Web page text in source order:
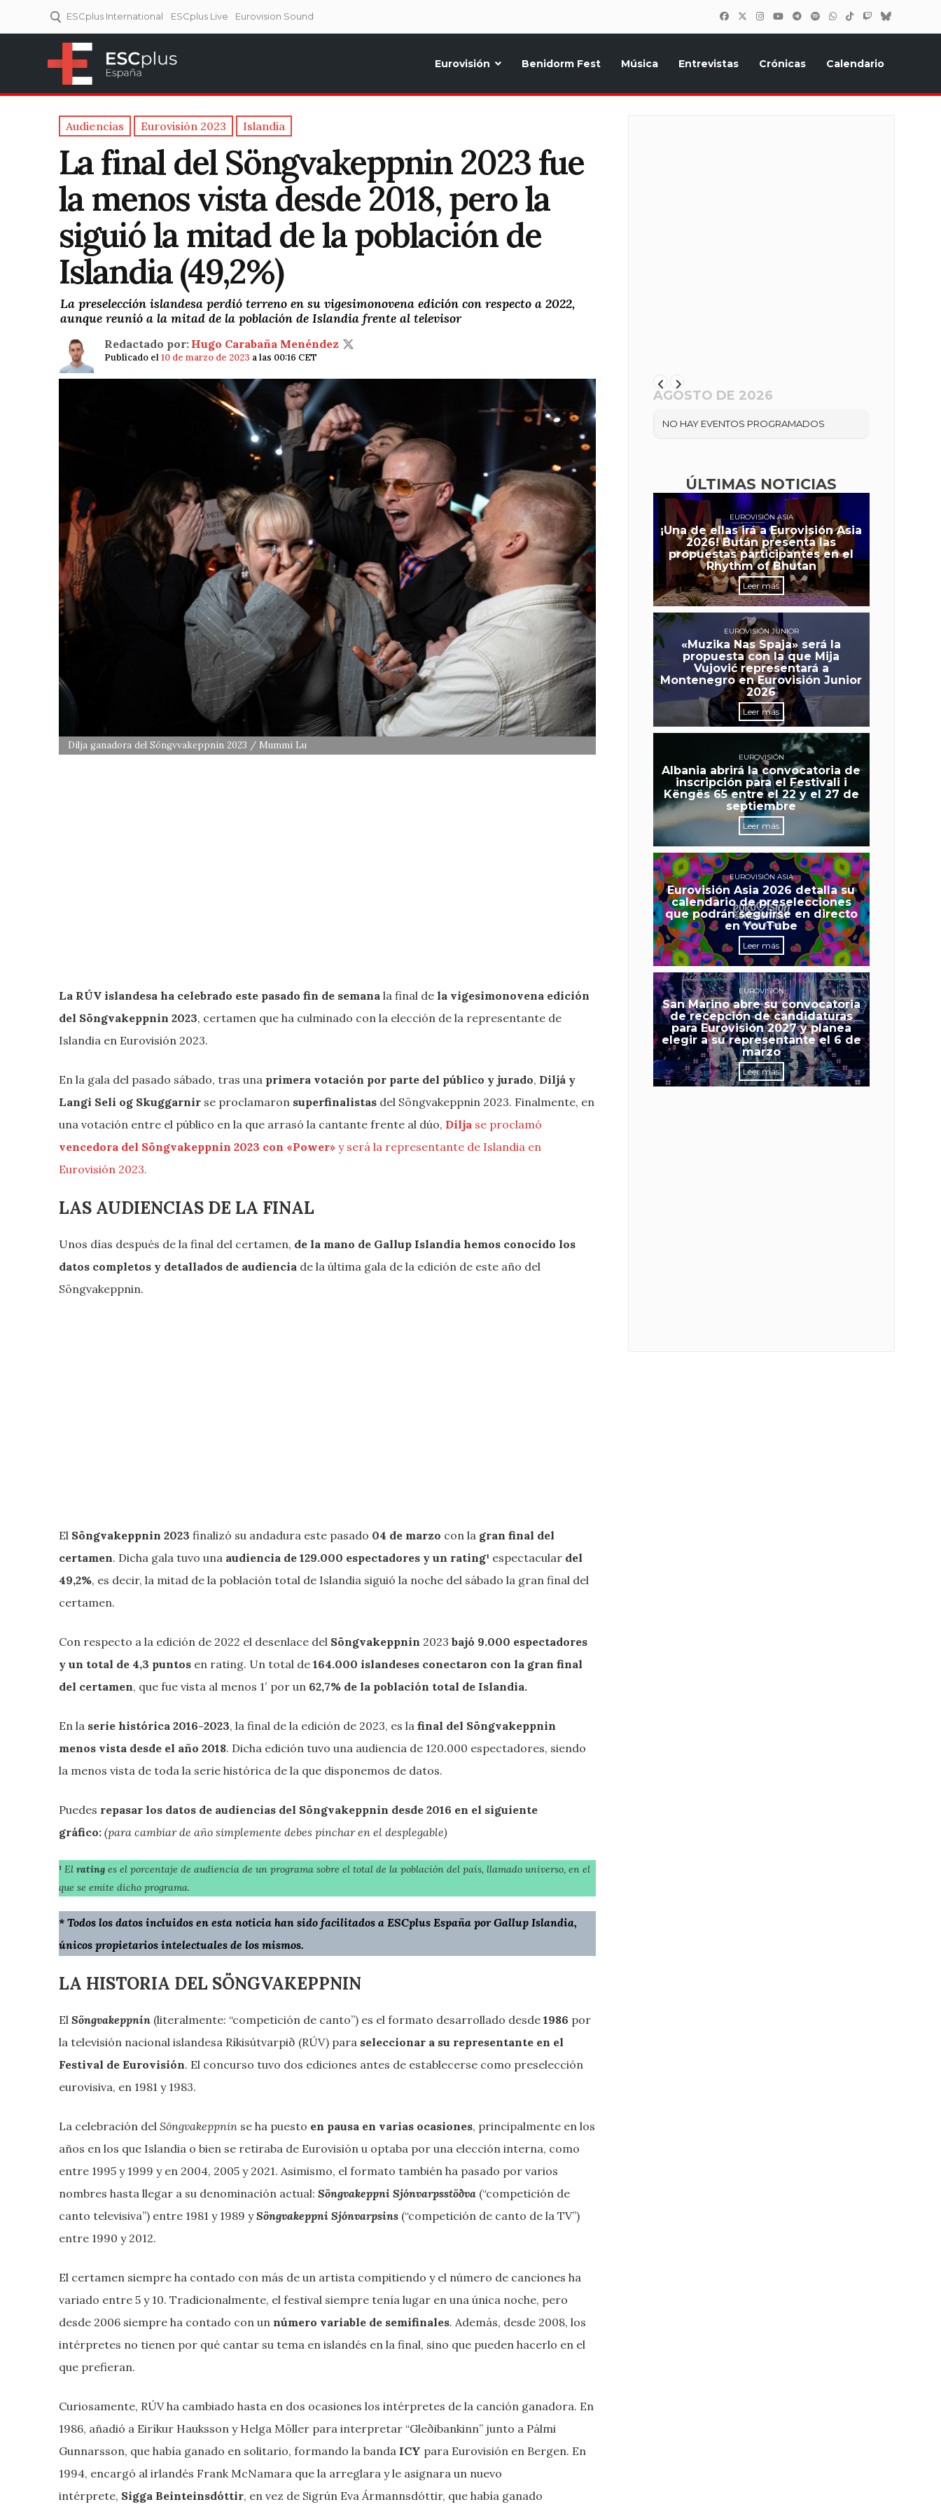
ESCplus International ESCplus Live Eurovision Sound
Eurovisión Benidorm Fest Música Entrevistas Crónicas Calendario
Audiencias Eurovisión 2023 Islandia
La final del Söngvakeppnin 2023 fue
la menos vista desde 2018, pero la
siguió la mitad de la población de
Islandia (49,2%)
La preselección islandesa perdió terreno en su vigesimonovena edición con respecto a 2022,
aunque reunió a la mitad de la población de Islandia frente al televisor
Redactado por: Hugo Carabaña Menéndez
Publicado el10 de marzo de 2023 a las 00:16 CET
Dilja ganadora del Söngvvakeppnin 2023 / Mummi Lu
La RÚV islandesa ha celebrado este pasado fin de semana la final de la vigesimonovena edición
del Söngvakeppnin 2023, certamen que ha culminado con la elección de la representante de
Islandia en Eurovisión 2023.
En la gala del pasado sábado, tras una primera votación por parte del público y jurado, Diljá y
Langi Seli og Skuggarnir se proclamaron superfinalistas del Söngvakeppnin 2023. Finalmente, en
una votación entre el público en la que arrasó la cantante frente al dúo, Dilja se proclamó
vencedora del Söngvakeppnin 2023 con «Power» y será la representante de Islandia en
Eurovisión 2023.
LAS AUDIENCIAS DE LA FINAL
Unos días después de la final del certamen, de la mano de Gallup Islandia hemos conocido los
datos completos y detallados de audiencia de la última gala de la edición de este año del
Söngvakeppnin.
El Söngvakeppnin 2023 finalizó su andadura este pasado 04 de marzo con la gran final del
certamen. Dicha gala tuvo una audiencia de 129.000 espectadores y un rating¹ espectacular del
49,2%, es decir, la mitad de la población total de Islandia siguió la noche del sábado la gran final del
certamen.
Con respecto a la edición de 2022 el desenlace del Söngvakeppnin 2023 bajó 9.000 espectadores
y un total de 4,3 puntos en rating. Un total de 164.000 islandeses conectaron con la gran final
del certamen, que fue vista al menos 1′ por un 62,7% de la población total de Islandia.
En la serie histórica 2016-2023, la final de la edición de 2023, es la final del Söngvakeppnin
menos vista desde el año 2018. Dicha edición tuvo una audiencia de 120.000 espectadores, siendo
la menos vista de toda la serie histórica de la que disponemos de datos.
Puedes repasar los datos de audiencias del Söngvakeppnin desde 2016 en el siguiente
gráfico: (para cambiar de año simplemente debes pinchar en el desplegable)
¹ El rating es el porcentaje de audiencia de un programa sobre el total de la población del país, llamado universo, en el
que se emite dicho programa.
* Todos los datos incluidos en esta noticia han sido facilitados a ESCplus España porGallup Islandia,
únicos propietarios intelectuales de los mismos.
LA HISTORIA DEL SÖNGVAKEPPNIN
El Söngvakeppnin (literalmente: “competición de canto”) es el formato desarrollado desde 1986 por
la televisión nacional islandesa Ríkisútvarpið (RÚV) para seleccionar a su representante en el
Festival de Eurovisión. El concurso tuvo dos ediciones antes de establecerse como preselección
eurovisiva, en 1981 y 1983.
La celebración del Söngvakeppnin se ha puesto en pausa en varias ocasiones, principalmente en los
años en los que Islandia o bien se retiraba de Eurovisión u optaba por una elección interna, como
entre 1995 y 1999 y en 2004, 2005 y 2021. Asimismo, el formato también ha pasado por varios
nombres hasta llegar a su denominación actual: Söngvakeppni Sjónvarpsstöðva (“competición de
canto televisiva”) entre 1981 y 1989 ySöngvakeppni Sjónvarpsins (“competición de canto de la TV”)
entre 1990 y 2012.
El certamen siempre ha contado con más de un artista compitiendo y el número de canciones ha
variado entre 5 y 10. Tradicionalmente, el festival siempre tenía lugar en una única noche, pero
desde 2006 siempre ha contado con un número variable de semifinales. Además, desde 2008, los
intérpretes no tienen por qué cantar su tema en islandés en la final, sino que pueden hacerlo en el
que prefieran.
Curiosamente, RÚV ha cambiado hasta en dos ocasiones los intérpretes de la canción ganadora. En
1986, añadió a Eiríkur Hauksson y Helga Möller para interpretar “Gleðibankinn” junto a Pálmi
Gunnarsson, que había ganado en solitario, formando la banda ICY para Eurovisión en Bergen. En
1994, encargó al irlandés Frank McNamara que la arreglara y le asignara un nuevo
intérprete, Sigga Beinteinsdóttir, en vez de Sigrún Eva Ármannsdóttir, que había ganado
AGOSTO DE 2026
NO HAY EVENTOS PROGRAMADOS
ÚLTIMAS NOTICIAS
EUROVISIÓN ASIA
¡Una de ellas irá a Eurovisión Asia
2026! Bután presenta las
propuestas participantes en el
Rhythm of Bhutan
Leer más
EUROVISIÓN JUNIOR
«Muzika Nas Spaja» será la
propuesta con la que Mija
Vujović representará a
Montenegro en Eurovisión Junior
2026
Leer más
EUROVISIÓN
Albania abrirá la convocatoria de
inscripción para el Festivali i
Këngës 65 entre el 22 y el 27 de
septiembre
Leer más
EUROVISIÓN ASIA
Eurovisión Asia 2026 detalla su
calendario de preselecciones
que podrán seguirse en directo
en YouTube
Leer más
EUROVISIÓN
San Marino abre su convocatoria
de recepción de candidaturas
para Eurovisión 2027 y planea
elegir a su representante el 6 de
marzo
Leer más